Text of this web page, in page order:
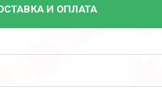
И ОПЛАТА